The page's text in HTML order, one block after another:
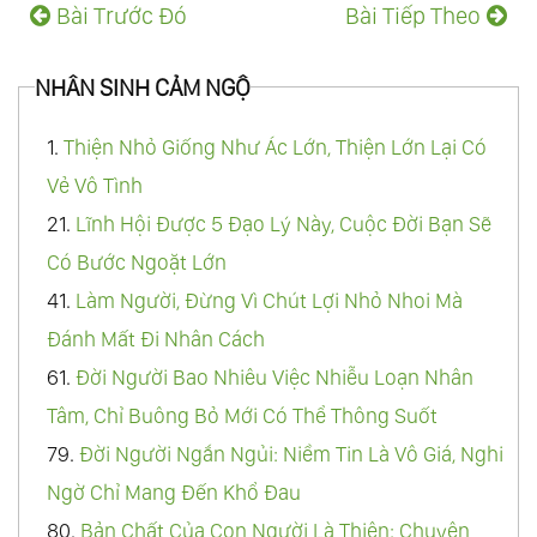
Bài Trước Đó Bài Tiếp Theo
NHÂN SINH CẢM NGỘ
1. Thiện Nhỏ Giống Như Ác Lớn, Thiện Lớn Lại Có
Vẻ Vô Tình
21. Lĩnh Hội Được 5 Đạo Lý Này, Cuộc Đời Bạn Sẽ
Có Bước Ngoặt Lớn
41. Làm Người, Đừng Vì Chút Lợi Nhỏ Nhoi Mà
Đánh Mất Đi Nhân Cách
61. Đời Người Bao Nhiêu Việc Nhiễu Loạn Nhân
Tâm, Chỉ Buông Bỏ Mới Có Thể Thông Suốt
79. Đời Người Ngắn Ngủi: Niềm Tin Là Vô Giá, Nghi
Ngờ Chỉ Mang Đến Khổ Đau
80. Bản Chất Của Con Người Là Thiện: Chuyện